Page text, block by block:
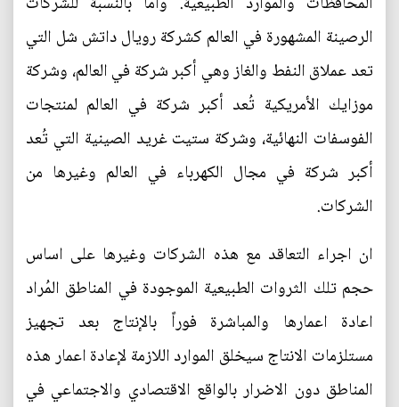
الرصينة المشهورة في العالم كشركة رويال داتش شل التي
تعد عملاق النفط والغاز وهي أكبر شركة في العالم، وشركة
موزايك الأمريكية تُعد أكبر شركة في العالم لمنتجات
الفوسفات النهائية، وشركة ستيت غريد الصينية التي تُعد
أكبر شركة في مجال الكهرباء في العالم وغيرها من
الشركات.
ان اجراء التعاقد مع هذه الشركات وغيرها على اساس
حجم تلك الثروات الطبيعية الموجودة في المناطق المُراد
اعادة اعمارها والمباشرة فوراً بالإنتاج بعد تجهيز
مستلزمات الانتاج سيخلق الموارد اللازمة لإعادة اعمار هذه
المناطق دون الاضرار بالواقع الاقتصادي والاجتماعي في